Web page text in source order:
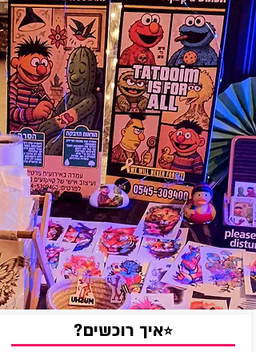
?איך רוכשים⭐